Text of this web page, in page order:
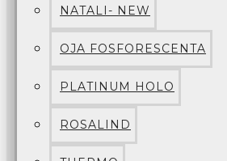
NATALI- NEW
OJA FOSFORESCENTA
PLATINUM HOLO
ROSALIND